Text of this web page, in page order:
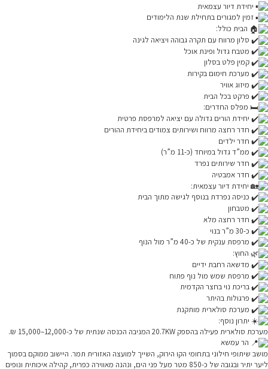
יחידת דיור עצמאית
זמין למגורים בתחילת שנת הלימודים
הבית כולל:
סלון מרווח עם תקרה גבוהה ויציאה לגינה
מטבח גדול ופינת אוכל
קמין פלט בסלון
מערכת חימום בקירות
מיזוג אוויר
פרקט בכל הבית
מפלס החדרים:
יחידת הורים גדולה עם יציאה למרפסת פרטית
חדר רחצה מרווח ושירותים צמודים ביחידת ההורים
חדר ילדים
ממ”ד גדול במיוחד (כ-11 מ”ר)
חדר שירותים נפרד
חדר אמבטיה
יחידת דיור עצמאית:
כניסה נפרדת בנוסף לגישה מתוך הבית
מטבחון
חדר רחצה מלא
כ-30 מ”ר בנוי
מרפסת ענקית של כ-40 מ”ר מול הנוף
החוץ:
מדשאה רחבת ידיים
מרפסת שמש מול נוף פתוח
בריכת נוי בחצר הקדמית
פרגולות בהיתר
מערכת סולארית מותקנת
יתרון נוסף:
מערכת סולארית פעילה בהספק 20.7KW המניבה הכנסה שנתית של כ-12,000–15,000 ₪.
הר עמשא
מושב שיתופי חילוני בתחומי הקו הירוק, השייך למועצה האזורית תמר. היישוב ממוקם בסמוך
ליער יתיר ובגובה של כ-850 מטר מעל פני הים, ונהנה מאווירה כפרית, קהילה איכותית ונופים